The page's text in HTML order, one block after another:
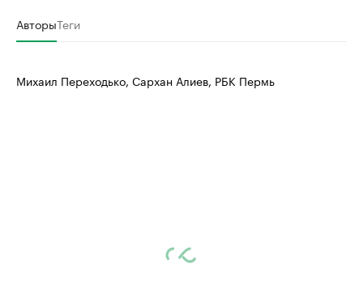
АвторыТеги
Михаил Переходько, Сархан Алиев, РБК Пермь